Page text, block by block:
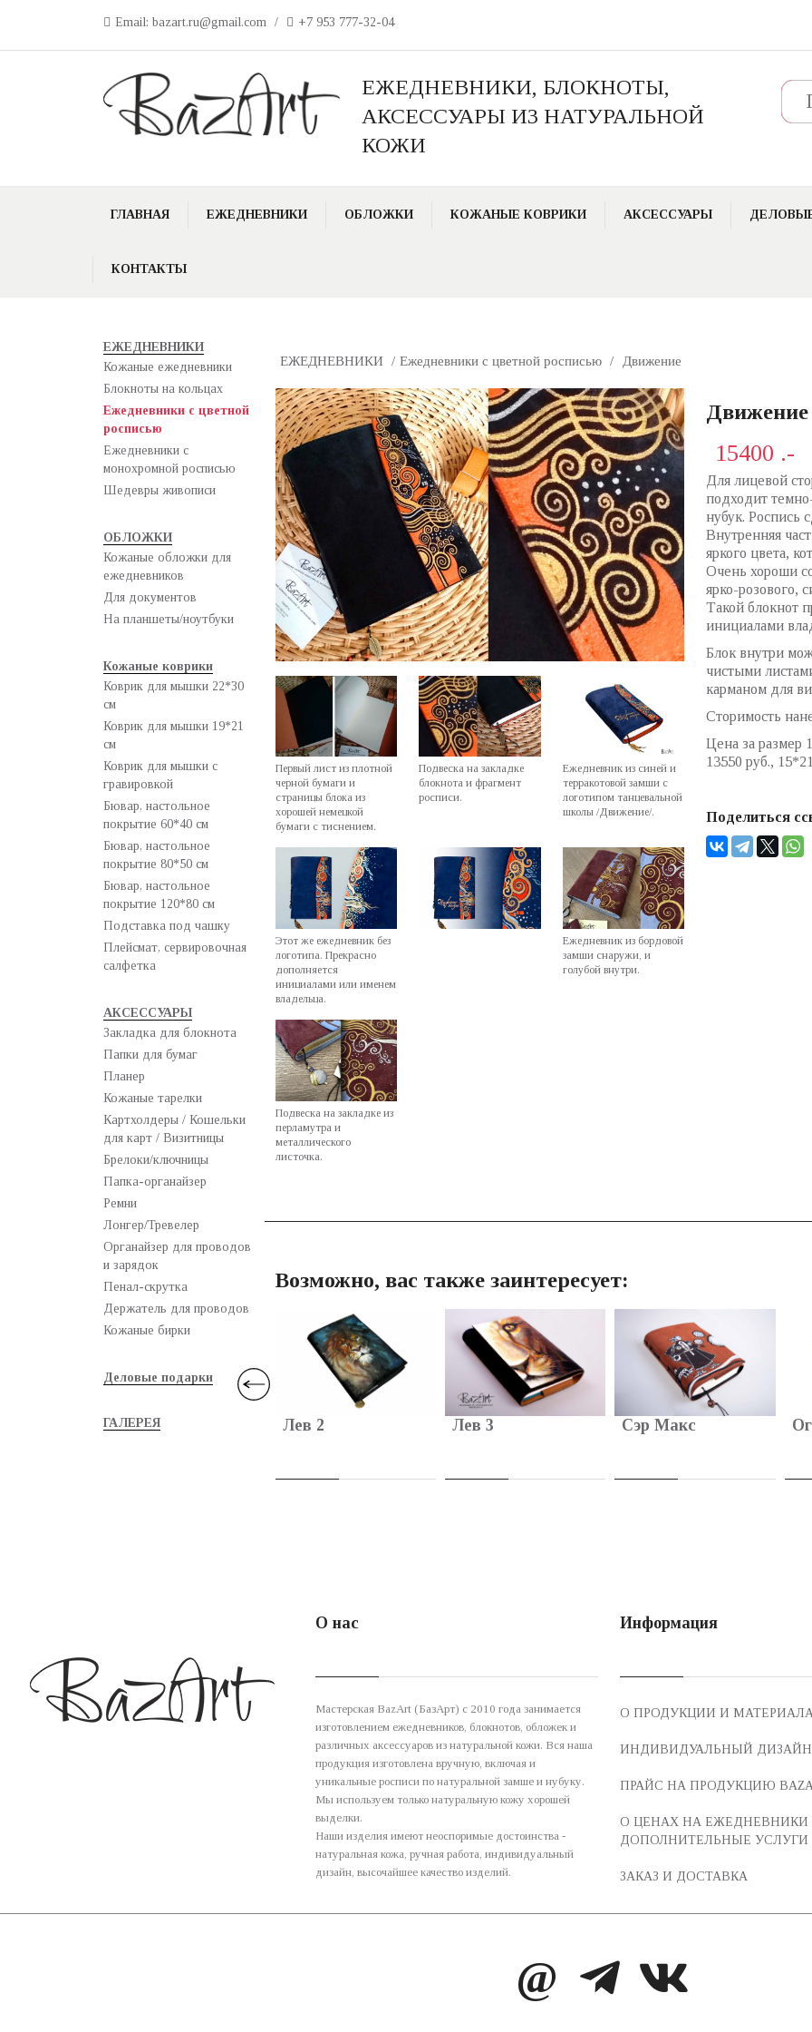
Email: bazart.ru@gmail.com / +7 953 777-32-04
ЕЖЕДНЕВНИКИ, БЛОКНОТЫ,
АКСЕССУАРЫ ИЗ НАТУРАЛЬНОЙ
КОЖИ
Поиск
ГЛАВНАЯ ЕЖЕДНЕВНИКИ ОБЛОЖКИ КОЖАНЫЕ КОВРИКИ АКСЕССУАРЫ
КОНТАКТЫ
ЕЖЕДНЕВНИКИ
Кожаные ежедневники
Блокноты на кольцах
Ежедневники с цветной
росписью
Ежедневники с
монохромной росписью
Шедевры живописи
ОБЛОЖКИ
Кожаные обложки для
ежедневников
Для документов
На планшеты/ноутбуки
Кожаные коврики
Коврик для мышки 22*30
см
Коврик для мышки 19*21
см
Коврик для мышки с
гравировкой
Бювар, настольное
покрытие 60*40 см
Бювар, настольное
покрытие 80*50 см
Бювар, настольное
покрытие 120*80 см
Подставка под чашку
Плейсмат, сервировочная
салфетка
АКСЕССУАРЫ
Закладка для блокнота
Папки для бумаг
Планер
Кожаные тарелки
Картхолдеры / Кошельки
для карт / Визитницы
Брелоки/ключницы
Папка-органайзер
Ремни
Лонгер/Тревелер
Органайзер для проводов
и зарядок
Пенал-скрутка
Держатель для проводов
Кожаные бирки
Деловые подарки
ГАЛЕРЕЯ
ЕЖЕДНЕВНИКИ / Ежедневники с цветной росписью / Движение
Первый лист из плотной
черной бумаги и
страницы блока из
хорошей немецкой
бумаги с тиснением.
Подвеска на закладке
блокнота и фрагмент
росписи.
Ежедневник из синей и
терракотовой замши с
логотипом танцевальной
школы /Движение/.
Этот же ежедневник без
логотипа. Прекрасно
дополняется
инициалами или именем
владельца.
Ежедневник из бордовой
замши снаружи, и
голубой внутри.
Подвеска на закладке из
перламутра и
металлического
листочка.
Движение
15400 .-
Для лицевой
подходит
нубук. Роспись
Внутренняя
яркого цвета,
Очень хороши
ярко-розового,
Такой блокнот
инициалами
Блок внутри
чистыми
карманом для
Сторимость
Цена за размер
13550 руб.,
Поделиться
Возможно, вас также заинтересует:
Лев 2 Лев 3 Сэр Макс
О нас
Мастерская BazArt (БазАрт) с 2010 года занимается
изготовлением ежедневников, блокнотов, обложек и
различных аксессуаров из натуральной кожи. Вся наша
продукция изготовлена вручную, включая и
уникальные росписи по натуральной замше и нубуку.
Мы используем только натуральную кожу хорошей
выделки.
Наши изделия имеют неоспоримые достоинства -
натуральная кожа, ручная работа, индивидуальный
дизайн, высочайшее качество изделий.
Информация
О ПРОДУКЦИИ И
ИНДИВИДУАЛЬНЫЙ ДИЗАЙН
ПРАЙС НА ПРОДУКЦИЮ
О ЦЕНАХ НА ЕЖЕДНЕВНИКИ
ДОПОЛНИТЕЛЬНЫЕ УСЛУГИ
ЗАКАЗ И ДОСТАВКА
@